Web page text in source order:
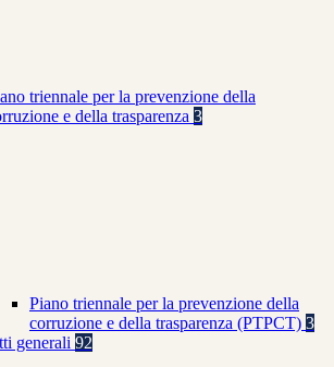
triennale per la prevenzione della
e della trasparenza 3
Piano triennale per la prevenzione della
corruzione e della trasparenza (PTPCT) 3
generali 92